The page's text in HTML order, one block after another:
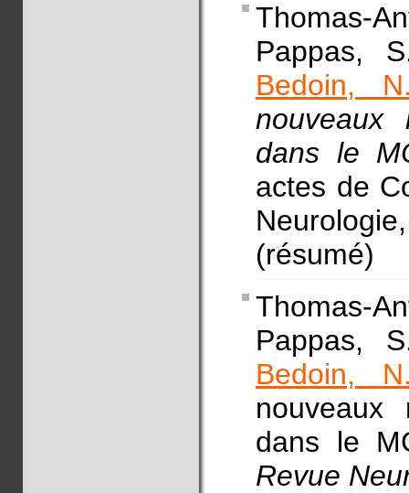
Thomas-
Pappas,
Bedoin,
dans le
actes de
(résumé)
Thomas-
Pappas,
Bedoin,
dans le
Revue